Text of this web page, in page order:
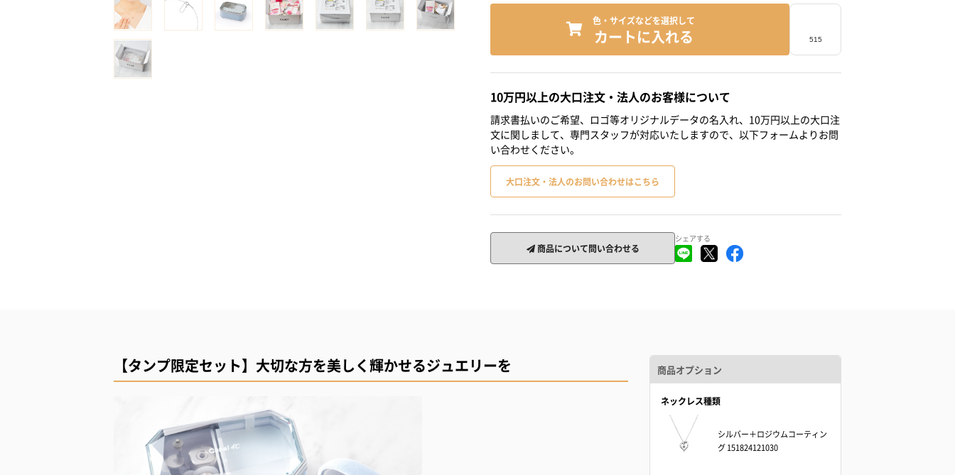
色・サイズなどを選択して
カートに入れる
10万円以上の大口注文・法人のお客様について
請求書払いのご希望、ロゴ等オリジナルデータの名入れ、10万円以上の大口注
文に関しまして、専門スタッフが対応いたしますので、以下フォームよりお問
い合わせください。
大口注文・法人のお問い合わせはこちら
商品について問い合わせる
シェアする
【タンプ限定セット】大切な方を美しく輝かせるジュエリーを 商品オプション
ネックレス種類
シルバー＋ロジウムコーティン
グ 151824121030